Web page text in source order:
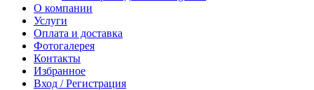
О компании
Услуги
Оплата и доставка
Фотогалерея
Контакты
Избранное
Вход / Регистрация